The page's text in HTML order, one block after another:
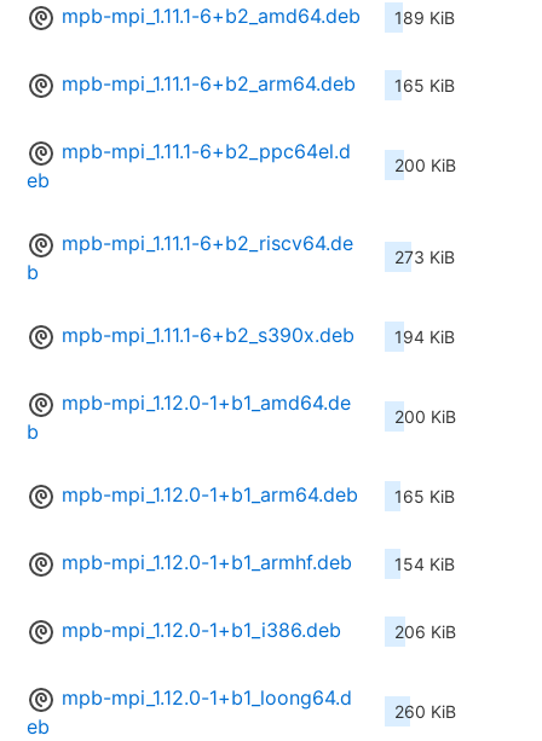
mpb-mpi_1.11.1-6+b2_amd64.deb 189 KiB
mpb-mpi_1.11.1-6+b2_arm64.deb 165 KiB
mpb-mpi_1.11.1-6+b2_ppc64el.d
eb
200 KiB
mpb-mpi_1.11.1-6+b2_riscv64.de
b
273 KiB
mpb-mpi_1.11.1-6+b2_s390x.deb 194 KiB
mpb-mpi_1.12.0-1+b1_amd64.de
b
200 KiB
mpb-mpi_1.12.0-1+b1_arm64.deb 165 KiB
mpb-mpi_1.12.0-1+b1_armhf.deb 154 KiB
mpb-mpi_1.12.0-1+b1_i386.deb 206 KiB
mpb-mpi_1.12.0-1+b1_loong64.d
eb
260 KiB